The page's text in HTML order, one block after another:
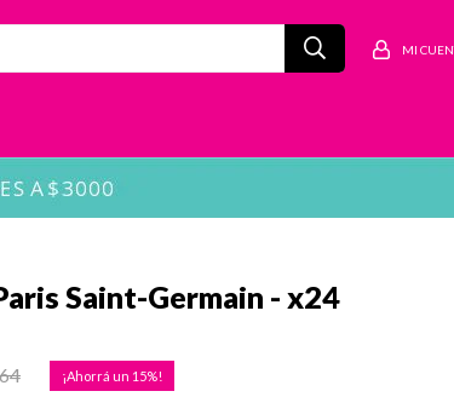
Saint-Germain - x24
15